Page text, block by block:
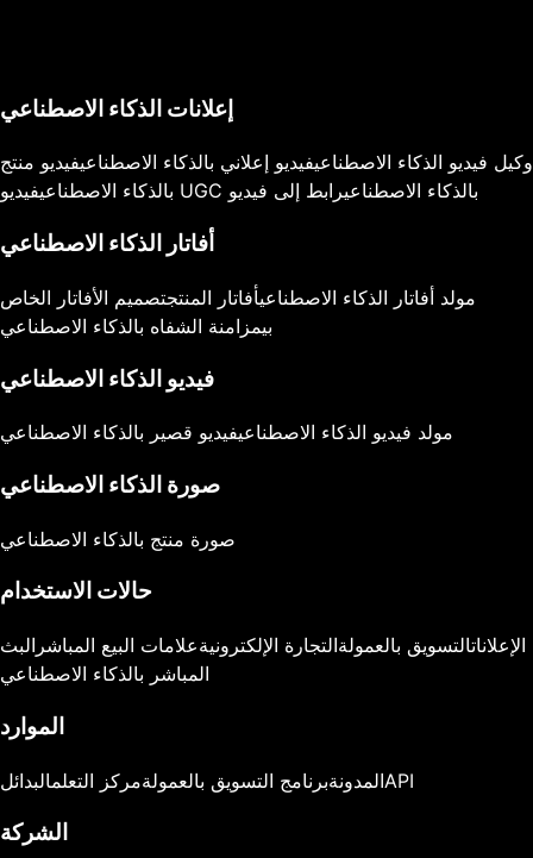
إعلانات الذكاء الاصطناعي
وكيل فيديو الذكاء الاصطناعيفيديو إعلاني بالذكاء الاصطناعيفيديو منتج
بالذكاء الاصطناعي
فيديو UGC بالذكاء الاصطناعيرابط إلى فيديو
أفاتار الذكاء الاصطناعي
مولد أفاتار الذكاء الاصطناعيأفاتار المنتجتصميم الأفاتار الخاص
بيمزامنة الشفاه بالذكاء الاصطناعي
فيديو الذكاء الاصطناعي
مولد فيديو الذكاء الاصطناعيفيديو قصير بالذكاء الاصطناعي
صورة الذكاء الاصطناعي
صورة منتج بالذكاء الاصطناعي
حالات الاستخدام
الإعلاناتالتسويق بالعمولةالتجارة الإلكترونيةعلامات البيع المباشر البث
المباشر بالذكاء الاصطناعي
الموارد
المدونةبرنامج التسويق بالعمولةمركز التعلمالبدائل API
الشركة